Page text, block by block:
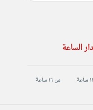
الساعة
من ١٦ ساعة